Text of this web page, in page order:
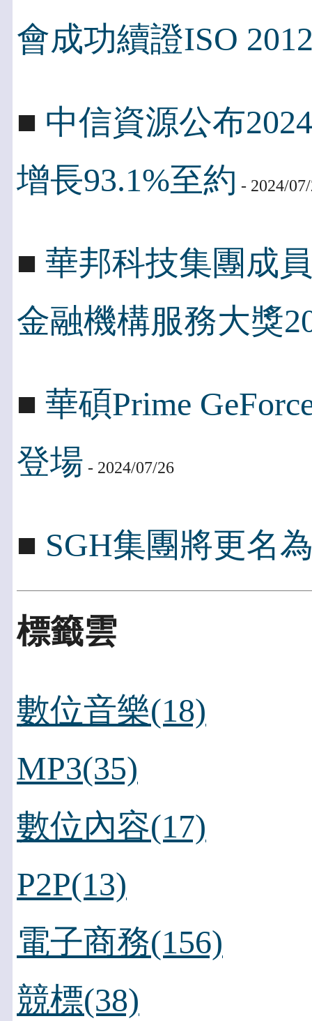
會成功續證ISO
■ 中信資源公布
增長93.1%至約 - 2024/
■ 華邦科技集團成
金融機構服務大獎
■ 華碩Prime
登場 - 2024/07/26
■ SGH集團將更名
標籤雲
數位音樂(18)
MP3(35)
數位內容(17)
P2P(13)
電子商務(156)
競標(38)